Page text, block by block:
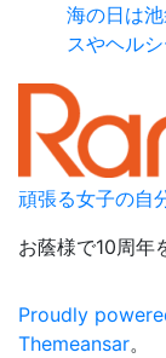
海の日は
スやヘル
頑張る女子の自
お蔭様で10周年
Proudly
Themeansar。